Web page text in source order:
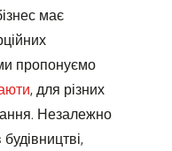
має
пропонуємо
, для різних
Незалежно